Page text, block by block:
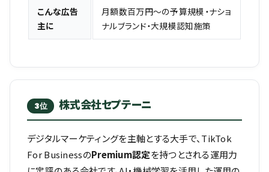
こんな広告
主に
月額数百万円〜の予算規模・ナショ
ナルブランド・大規模認知施策
3位 株式会社セプテーニ
デジタルマーケティングを主軸とする大手で、TikTok
For BusinessのPremium認定を持つとされる運用力